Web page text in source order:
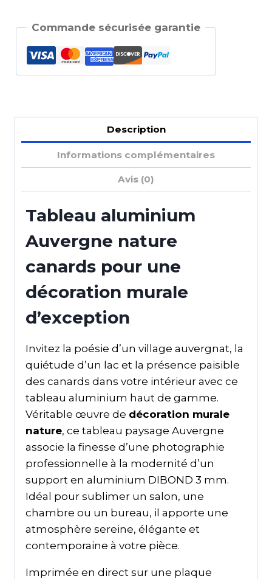
Commande sécurisée garantie
Description
Informations complémentaires
Avis (0)
Tableau aluminium
Auvergne nature
canards pour une
décoration murale
d’exception
Invitez la poésie d’un village auvergnat, la
quiétude d’un lac et la présence paisible
des canards dans votre intérieur avec ce
tableau aluminium haut de gamme.
Véritable œuvre de décoration murale
nature, ce tableau paysage Auvergne
associe la finesse d’une photographie
professionnelle à la modernité d’un
support en aluminium DIBOND 3 mm.
Idéal pour sublimer un salon, une
chambre ou un bureau, il apporte une
atmosphère sereine, élégante et
contemporaine à votre pièce.
Imprimée en direct sur une plaque